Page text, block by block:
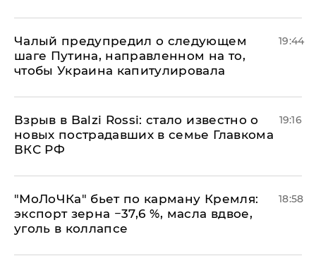
Чалый предупредил о следующем
шаге Путина, направленном на то,
чтобы Украина капитулировала
19:44
Взрыв в Balzi Rossi: стало известно о
новых пострадавших в семье Главкома
ВКС РФ
19:16
​"МоЛоЧКа" бьет по карману Кремля:
экспорт зерна −37,6 %, масла вдвое,
уголь в коллапсе
18:58